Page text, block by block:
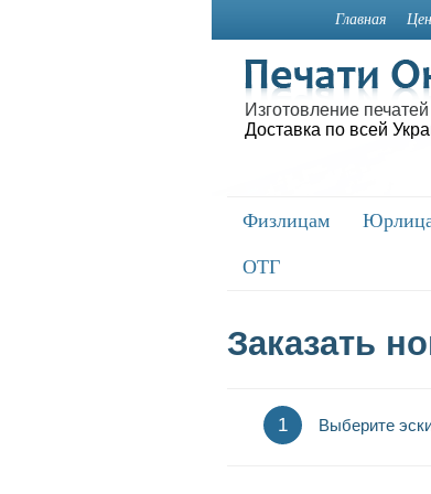
Главная
Изготовление
Доставка по всей
Физлицам
Физлицам
ОТГ
ОТГ
Заказать
1 Выберите